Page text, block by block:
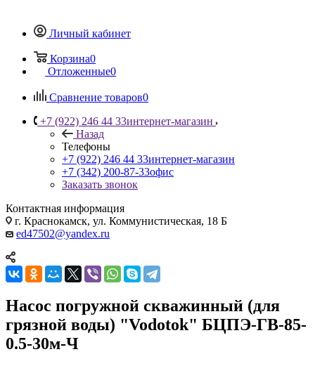
Личный кабинет
Корзина0
Отложенные0
Сравнение товаров0
+7 (922) 246 44 33интернет-магазин
Назад
Телефоны
+7 (922) 246 44 33интернет-магазин
+7 (342) 200-87-33офис
Заказать звонок
Контактная информация
г. Краснокамск, ул. Коммунистическая, 18 Б
ed47502@yandex.ru
Насос погружной скважинный (для
грязной воды) "Vodotok" БЦПЭ-ГВ-85-
0.5-30м-Ч